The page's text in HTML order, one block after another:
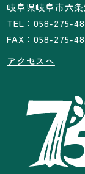
岐阜県岐阜市六
TEL：058-275-
FAX：058-275-
アクセスへ